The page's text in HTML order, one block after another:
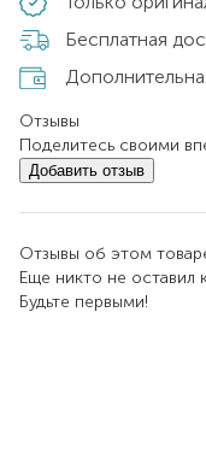
Бесплатная
Отзывы
Поделитесь своими
Добавить отзыв
Отзывы об этом
Еще никто не оставил
Будьте первыми!